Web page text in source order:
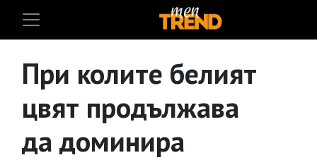
При колите белият
цвят продължава
да доминира